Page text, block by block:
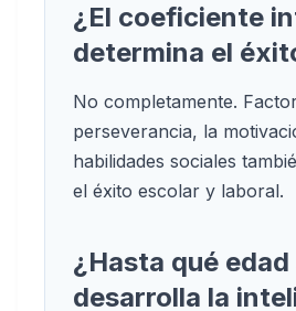
¿El coeficiente
determina el
No completamente.
perseverancia, la
habilidades sociales
el éxito escolar y laboral.
¿Hasta qué edad
desarrolla la